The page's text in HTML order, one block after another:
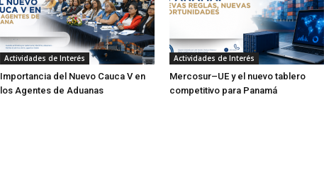
Actividades de Interés
Importancia del Nuevo Cauca V en
los Agentes de Aduanas
Actividades de Interés
Mercosur–UE y el nuevo tablero
competitivo para Panamá